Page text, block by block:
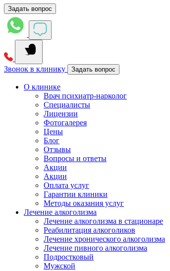
Задать вопрос
Звонок в клинику Задать вопрос
О клинике
Врач психиатр-нарколог
Специалисты
Лицензии
Фотогалерея
Цены
Блог
Отзывы
Вопросы и ответы
Акции
Акции
Оплата услуг
Гарантии клиники
Методы оказания услуг
Лечение алкоголизма
Лечение алкоголизма в стационаре
Реабилитация алкоголиков
Лечение хронического алкоголизма
Лечение пивного алкоголизма
Подростковый
Мужской